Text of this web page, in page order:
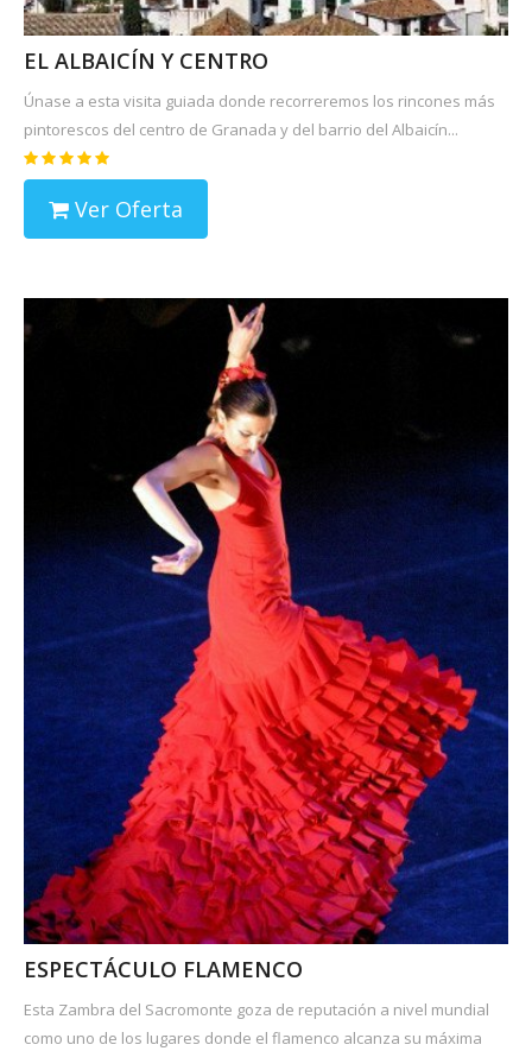
EL ALBAICÍN Y CENTRO
Únase a esta visita guiada donde recorreremos los rincones más
pintorescos del centro de Granada y del barrio del Albaicín...
Ver Oferta
ESPECTÁCULO FLAMENCO
Esta Zambra del Sacromonte goza de reputación a nivel mundial
como uno de los lugares donde el flamenco alcanza su máxima